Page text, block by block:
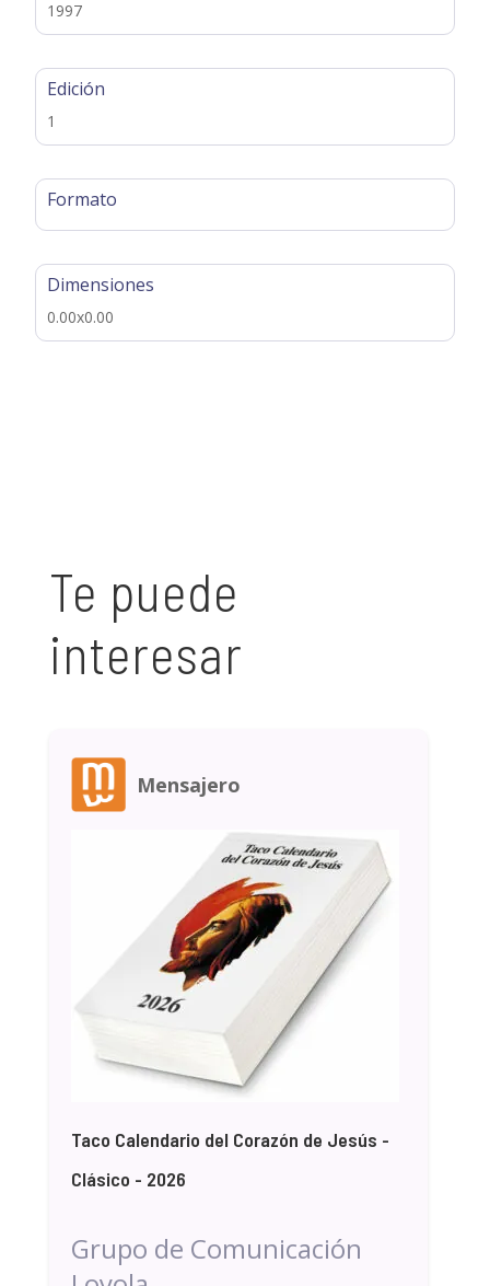
1997
Edición
1
Formato
Dimensiones
0.00x0.00
Te puede
interesar
Mensajero
Taco Calendario del Corazón de Jesús -
Clásico - 2026
Grupo de Comunicación